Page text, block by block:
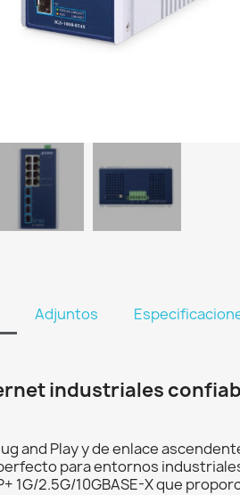
Adjuntos
industriales
and Play y de enlace
para entornos
1G/2.5G/10GBASE-X que